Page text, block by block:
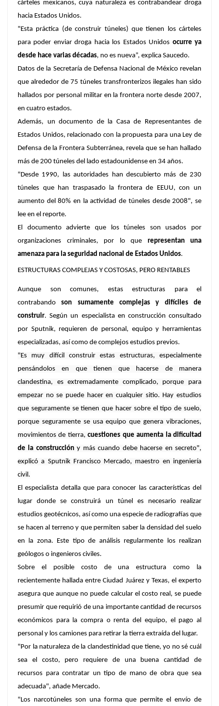
cárteles mexicanos, cuya naturaleza es contrabandear droga
hacia Estados Unidos.
"Esta práctica (de construir túneles) que tienen los cárteles
para poder enviar droga hacia los Estados Unidos ocurre ya
desde hace varias décadas, no es nueva”, explica Saucedo.
Datos de la Secretaría de Defensa Nacional de México revelan
que alrededor de 75 túneles transfronterizos ilegales han sido
hallados por personal militar en la frontera norte desde 2007,
en cuatro estados.
Además, un documento de la Casa de Representantes de
Estados Unidos, relacionado con la propuesta para una Ley de
Defensa de la Frontera Subterránea, revela que se han hallado
más de 200 túneles del lado estadounidense en 34 años.
"Desde 1990, las autoridades han descubierto más de 230
túneles que han traspasado la frontera de EEUU, con un
aumento del 80% en la actividad de túneles desde 2008", se
lee en el reporte.
El documento advierte que los túneles son usados por
organizaciones criminales, por lo que representan una
amenaza para la seguridad nacional de Estados Unidos.
ESTRUCTURAS COMPLEJAS Y COSTOSAS, PERO RENTABLES
Aunque son comunes, estas estructuras para el
contrabandoson sumamente complejas y difíciles de
construir. Según un especialista en construcción consultado
por Sputnik, requieren de personal, equipo y herramientas
especializadas, así como de complejos estudios previos.
"Es muy difícil construir estas estructuras, especialmente
pensándolos en que tienen que hacerse de manera
clandestina, es extremadamente complicado, porque para
empezar no se puede hacer en cualquier sitio. Hay estudios
que seguramente se tienen que hacer sobre el tipo de suelo,
porque seguramente se usa equipo que genera vibraciones,
movimientos de tierra,cuestiones que aumenta la dificultad
de la construccióny más cuando debe hacerse en secreto",
explicó a Sputnik Francisco Mercado, maestro en ingeniería
civil.
El especialista detalla que para conocer las características del
lugar donde se construirá un túnel es necesario realizar
estudios geotécnicos, así como una especie de radiografías que
se hacen al terreno y que permiten saber la densidad del suelo
en la zona. Este tipo de análisis regularmente los realizan
geólogos o ingenieros civiles.
Sobre el posible costo de una estructura como la
recientemente hallada entre Ciudad Juárez y Texas, el experto
asegura que aunque no puede calcular el costo real, se puede
presumir que requirió de una importante cantidad de recursos
económicos para la compra o renta del equipo, el pago al
personal y los camiones para retirar la tierra extraída del lugar.
"Por la naturaleza de la clandestinidad que tiene, yo no sé cuál
sea el costo, pero requiere de una buena cantidad de
recursos para contratar un tipo de mano de obra que sea
adecuada", añade Mercado.
"Los narcotúneles son una forma que permite el envío de